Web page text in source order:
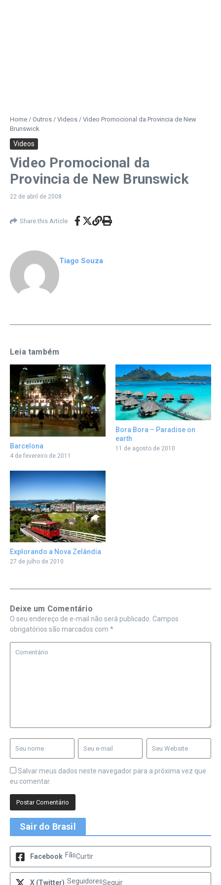
Home / Outros / Videos / Video Promocional da Provincia de New
Brunswick
Videos
Video Promocional da
Provincia de New Brunswick
22 de abril de 2008
Share this Article
Tiago Souza
Leia também
Barcelona
4 de fevereiro de 2011
Bora Bora – Paradise on
earth
11 de agosto de 2010
Explorando a Nova Zelândia
27 de julho de 2010
Deixe um Comentário
O seu endereço de e-mail não será publicado. Campos
obrigatórios são marcados com *
Salvar meus dados neste navegador para a próxima vez que
eu comentar.
Sair do Brasil
Facebook FãsCurtir
X (Twitter) SeguidoresSeguir